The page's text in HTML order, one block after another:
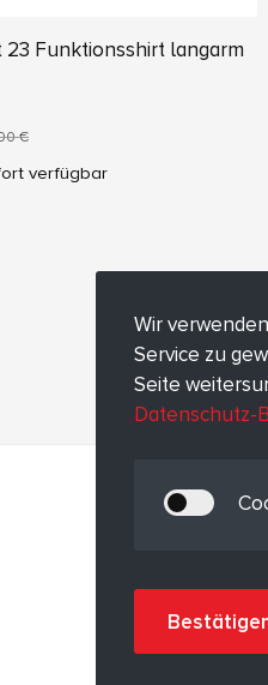
23 Funktionsshirt langarm
€
verfügbar
Wir
Service zu
Seite
Datenschutz-